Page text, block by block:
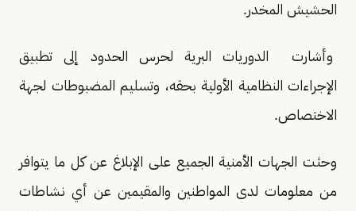
الحشيش المخدر.
وأشارت الدوريات البرية لحرس الحدود إلى تطبيق
الإجراءات النظامية الأولية بحقه، وتسليم المضبوطات لجهة
الاختصاص.
وحثت الجهات الأمنية الجميع على الإبلاغ عن كل ما يتوافر
من معلومات لدى المواطنين والمقيمين عن أي نشاطات